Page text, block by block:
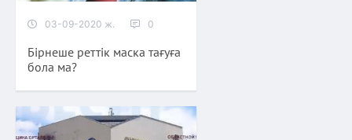
03-09-2020 ж. 0
Бірнеше реттік маска тағуға
бола ма?